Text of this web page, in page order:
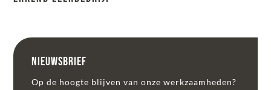
Nieuwsbrief
Op de hoogte blijven van onze werkzaamheden?